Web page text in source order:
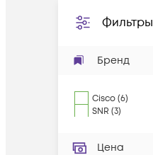
Фильтры
Бренд
Cisco(6)
SNR (3)
Цена